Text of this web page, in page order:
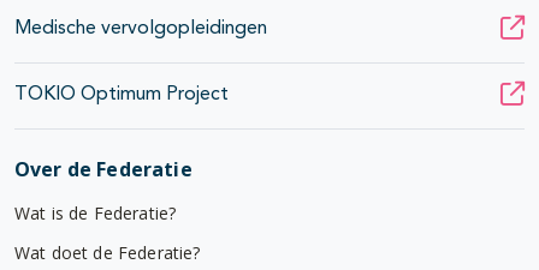
Medische vervolgopleidingen
TOKIO Optimum Project
Over de Federatie
Wat is de Federatie?
Wat doet de Federatie?